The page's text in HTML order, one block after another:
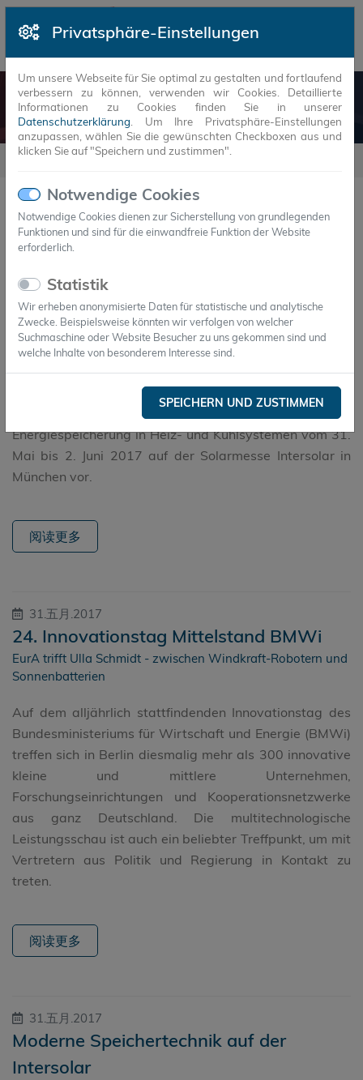
Privatsphäre-Einstellungen
Um unsere Webseite für Sie optimal zu gestalten und fortlaufend
verbessern zu können, verwenden wir Cookies. Detaillierte
Informationen zu Cookies finden Sie in unserer
Datenschutzerklärung . Um Ihre Privatsphäre-Einstellungen
anzupassen, wählen Sie die gewünschten Checkboxen aus und
klicken Sie auf "Speichern und zustimmen".
Notwendige Cookies
Notwendige Cookies dienen zur Sicherstellung von grundlegenden
Funktionen und sind für die einwandfreie Funktion der Website
erforderlich.
Statistik
Wir erheben anonymisierte Daten für statistische und analytische
Zwecke. Beispielsweise könnten wir verfolgen von welcher
Suchmaschine oder Website Besucher zu uns gekommen sind und
welche Inhalte von besonderem Interesse sind.
SPEICHERN UND ZUSTIMMEN
NEUIGKEITEN
JAHR MONAT
EU-Spitzenförderprojekt Heatsel® auf
Intersolar
ESDA präsentiert innovative Wärmespeicherkapsel auf
Intersolar-Messe
Die Thüringer ESDA Technologie GmbH stellt Heatsel®,
eine einzigartige Lösung für die thermische
Energiespeicherung in Heiz- und Kühlsystemen vom 31.
Mai bis 2. Juni 2017 auf der Solarmesse Intersolar in
München vor.
阅读更多
31.五月.2017
24. Innovationstag Mittelstand BMWi
EurA trifft Ulla Schmidt - zwischen Windkraft-Robotern und
Sonnenbatterien
Auf dem alljährlich stattfindenden Innovationstag des
Bundesministeriums für Wirtschaft und Energie (BMWi)
treffen sich in Berlin diesmalig mehr als 300 innovative
kleine und mittlere Unternehmen,
Forschungseinrichtungen und Kooperationsnetzwerke
aus ganz Deutschland. Die multitechnologische
Leistungsschau ist auch ein beliebter Treffpunkt, um mit
Vertretern aus Politik und Regierung in Kontakt zu
treten.
阅读更多
31.五月.2017
Moderne Speichertechnik auf der
Intersolar